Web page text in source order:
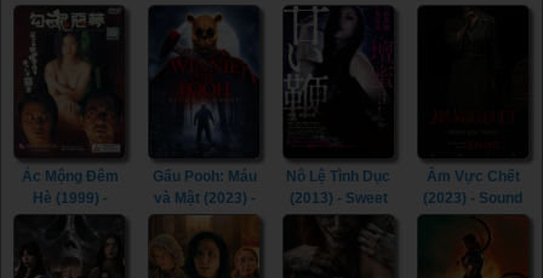
Night (2022)
Knock at the
Cabin (2023)
(2023) - The
Price We Pay
(2023)
Re/Member
Ác Mộng Đêm
Hè (1999) -
Erotic
Nightmare
(1999)
Gấu Pooh: Máu
và Mật (2023) -
Winnie-the-
Pooh: Blood and
Honey (2023)
Nô Lệ Tình Dục
(2013) - Sweet
Whip (2013)
Âm Vực Chết
(2023) - Sound
(2023)